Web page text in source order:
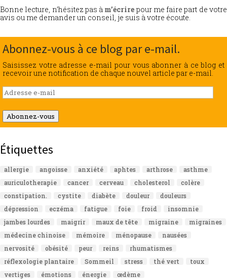
Bonne lecture, n’hésitez pas à m’écrire pour me faire part de votre
avis ou me demander un conseil, je suis à votre écoute.
Abonnez-vous à ce blog par e-mail.
Saisissez votre adresse e-mail pour vous abonner à ce blog et
recevoir une notification de chaque nouvel article par e-mail.
Adresse
e-
mail
Abonnez-vous
Étiquettes
allergie angoisse anxiété aphtes arthrose
asthme
auriculotherapie
cancer cerveau cholesterol
colère
constipation.
cystite diabète douleur
douleurs
dépression
eczéma fatigue foie froid
insomnie
jambes lourdes
maigrir maux de tête migraine
migraines
médecine chinoise
mémoire ménopause
nausées
nervosité
obésité peur reins
rhumatismes
réflexologie plantaire
Sommeil stress thé vert
toux
vertiges
émotions énergie œdème